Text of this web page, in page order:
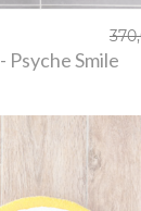
- Psyche Smile